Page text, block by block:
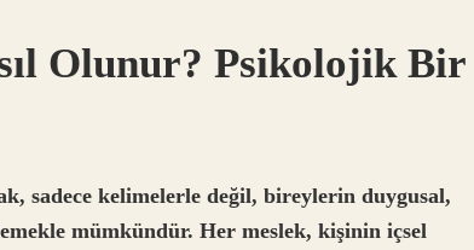
Olunur? Psikolojik Bir
sadece kelimelerle değil, bireylerin duygusal,
mümkündür. Her meslek, kişinin içsel